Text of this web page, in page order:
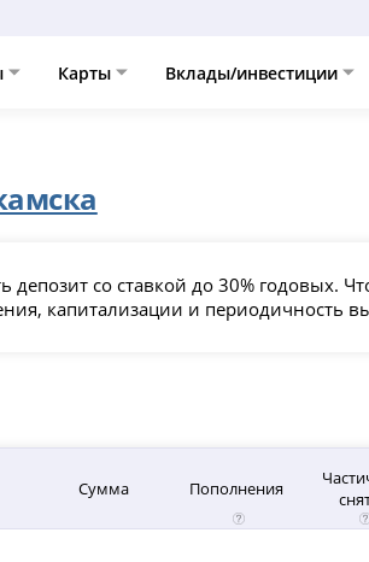
Карты Вклады/инвестиции
со ставкой до 30% годовых.
капитализации и периодичность
Сумма Пополнения